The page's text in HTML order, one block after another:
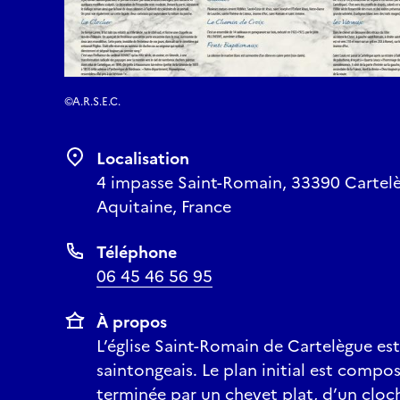
©A.R.S.E.C.
Localisation
4 impasse Saint-Romain, 33390
Aquitaine, France
Téléphone
06 45 46 56 95
À propos
L’église Saint-Romain de Cartelègue
saintongeais. Le plan initial est
terminée par un chevet plat, d’un